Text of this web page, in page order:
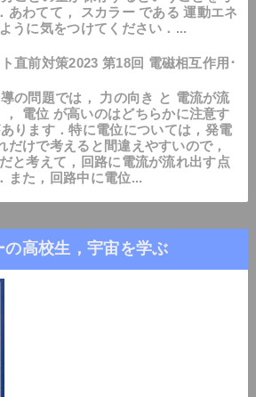
あわてて， スカラー である 運動エネ
うに気をつけてください．...
直前対策2023 第18回 電磁相互作用･
の問題では， 力の向き と 電流が流
， 電位 が高いのはどちらかに注意す
ります．特に電位については，発電
だけで考えると間違えやすいので，
と考えて，回路に電流が流れ出す点
また，回路中に電位...
高校生，宇宙を学ぶ